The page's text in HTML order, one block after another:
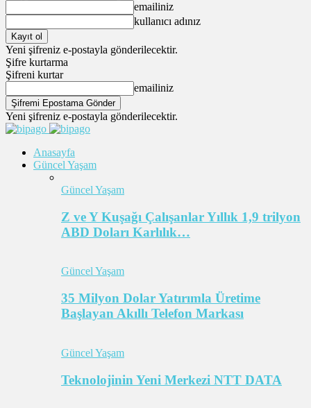
emailiniz
kullanıcı adınız
Yeni şifreniz e-postayla gönderilecektir.
Şifre kurtarma
Şifreni kurtar
emailiniz
Yeni şifreniz e-postayla gönderilecektir.
Anasayfa
Güncel Yaşam
Güncel Yaşam
Z ve Y Kuşağı Çalışanlar Yıllık 1,9 trilyon
ABD Doları Karlılık…
Güncel Yaşam
35 Milyon Dolar Yatırımla Üretime
Başlayan Akıllı Telefon Markası
Güncel Yaşam
Teknolojinin Yeni Merkezi NTT DATA